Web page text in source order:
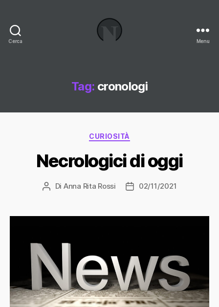
Cerca
Blog
Menu
Tag: cronologi
Categorie
CURIOSITÀ
Necrologici di oggi
Autore
Di Anna Rita Rossi
Data02/11/2021